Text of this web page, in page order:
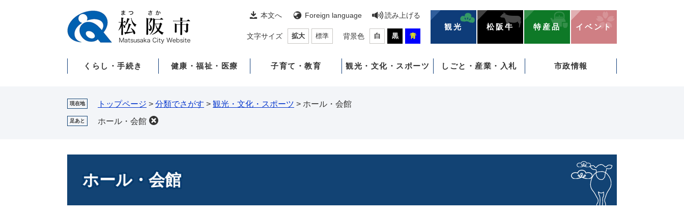
本文へ Foreign language 読み上げる
文字サイズ 拡大 標準 背景色 白 黒 青
観光 松阪牛 特産品 イベント
くらし・手続き 健康・福祉・医療 子育て・教育 観光・文化・スポーツ しごと・産業・入札 市政情報
現在地 トップページ > 分類でさがす > 観光・文化・スポーツ > ホール・会館
足あと ホール・会館
ホール・会館